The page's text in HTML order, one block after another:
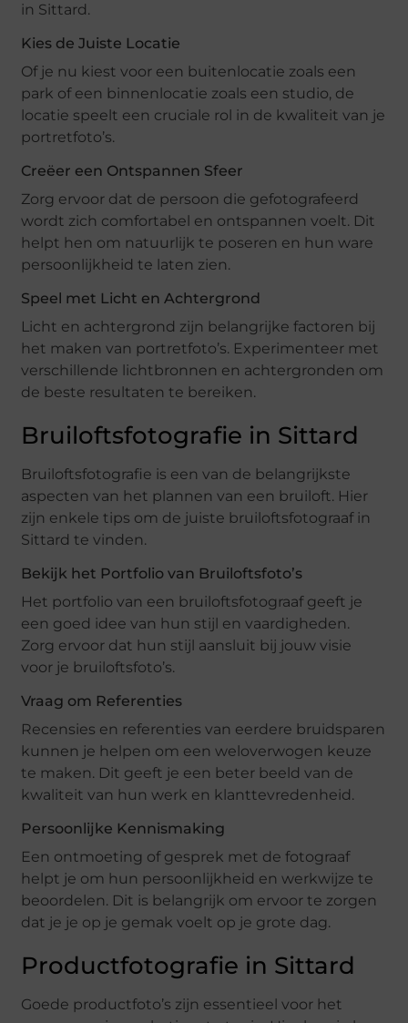
in Sittard.
Kies de Juiste Locatie
Of je nu kiest voor een buitenlocatie zoals een
park of een binnenlocatie zoals een studio, de
locatie speelt een cruciale rol in de kwaliteit van je
portretfoto’s.
Creëer een Ontspannen Sfeer
Zorg ervoor dat de persoon die gefotografeerd
wordt zich comfortabel en ontspannen voelt. Dit
helpt hen om natuurlijk te poseren en hun ware
persoonlijkheid te laten zien.
Speel met Licht en Achtergrond
Licht en achtergrond zijn belangrijke factoren bij
het maken van portretfoto’s. Experimenteer met
verschillende lichtbronnen en achtergronden om
de beste resultaten te bereiken.
Bruiloftsfotografie in Sittard
Bruiloftsfotografie is een van de belangrijkste
aspecten van het plannen van een bruiloft. Hier
zijn enkele tips om de juiste bruiloftsfotograaf in
Sittard te vinden.
Bekijk het Portfolio van Bruiloftsfoto’s
Het portfolio van een bruiloftsfotograaf geeft je
een goed idee van hun stijl en vaardigheden.
Zorg ervoor dat hun stijl aansluit bij jouw visie
voor je bruiloftsfoto’s.
Vraag om Referenties
Recensies en referenties van eerdere bruidsparen
kunnen je helpen om een weloverwogen keuze
te maken. Dit geeft je een beter beeld van de
kwaliteit van hun werk en klanttevredenheid.
Persoonlijke Kennismaking
Een ontmoeting of gesprek met de fotograaf
helpt je om hun persoonlijkheid en werkwijze te
beoordelen. Dit is belangrijk om ervoor te zorgen
dat je je op je gemak voelt op je grote dag.
Productfotografie in Sittard
Goede productfoto’s zijn essentieel voor het